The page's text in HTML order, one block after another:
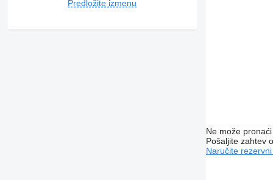
Predložite izmenu
Ne može
Pošaljite zahtev
Naručite